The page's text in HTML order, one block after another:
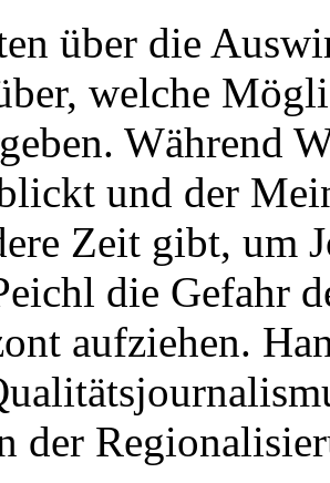
über die
welche
Während
und der
Zeit gibt, um
die Gefahr
aufziehen.
der